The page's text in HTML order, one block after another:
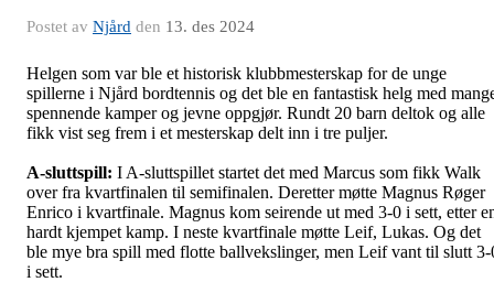
Postet av Njård den 13. des 2024
Helgen som var ble et historisk klubbmesterskap for de unge
spillerne i Njård bordtennis og det ble en fantastisk helg med
spennende kamper og jevne oppgjør. Rundt 20 barn deltok og alle
fikk vist seg frem i et mesterskap delt inn i tre puljer.
A-sluttspill: I A-sluttspillet startet det med Marcus som fikk Walk
over fra kvartfinalen til semifinalen. Deretter møtte Magnus Røger
Enrico i kvartfinale. Magnus kom seirende ut med 3-0 i sett, etter
hardt kjempet kamp. I neste kvartfinale møtte Leif, Lukas. Og det
ble mye bra spill med flotte ballvekslinger, men Leif vant til slutt 3-
i sett.